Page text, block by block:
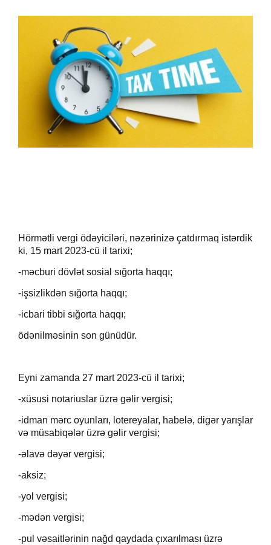
Hörmətli vergi ödəyiciləri, nəzərinizə çatdırmaq istərdik
ki, 15 mart 2023-cü il tarixi;
-məcburi dövlət sosial sığorta haqqı;
-işsizlikdən sığorta haqqı;
-icbari tibbi sığorta haqqı;
ödənilməsinin son günüdür.
Eyni zamanda 27 mart 2023-cü il tarixi;
-xüsusi notariuslar üzrə gəlir vergisi;
-idman mərc oyunları, lotereyalar, habelə, digər yarışlar
və müsabiqələr üzrə gəlir vergisi;
-əlavə dəyər vergisi;
-aksiz;
-yol vergisi;
-mədən vergisi;
-pul vəsaitlərinin nağd qaydada çıxarılması üzrə